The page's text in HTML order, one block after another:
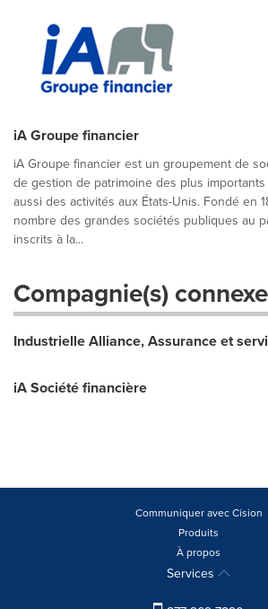
iA Groupe financier
iA Groupe financier est un groupement de
de gestion de patrimoine des plus importants
aussi des activités aux États-Unis. Fondé en
nombre des grandes sociétés publiques au
inscrits à la...
Compagnie(s)
Industrielle Alliance, Assurance et
iA Société financière
Communiquer avec Cision
Produits
À propos
Services